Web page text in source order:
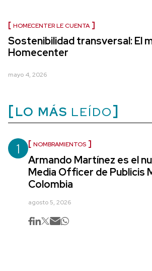
HOMECENTER LE CUENTA
Sostenibilidad transversal: El
Homecenter
mayo 4, 2026
LO MÁS LEÍDO
1 NOMBRAMIENTOS
Armando Martínez es el
Media Officer de Publicis
Colombia
agosto 5, 2026